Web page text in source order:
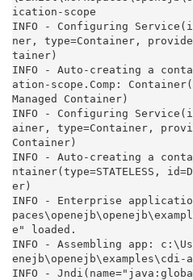
ication-scope
INFO - Configuring
ner, type=Container,
tainer)
INFO - Auto-creating a
ation-scope.Comp:
Managed Container)
INFO - Configuring
ainer, type=Container,
Container)
INFO - Auto-creating a
ntainer(type=STATELESS,
er)
INFO - Enterprise
e" loaded.
INFO - Assembling app:
enejb\openejb\examples\cdi-
INFO -